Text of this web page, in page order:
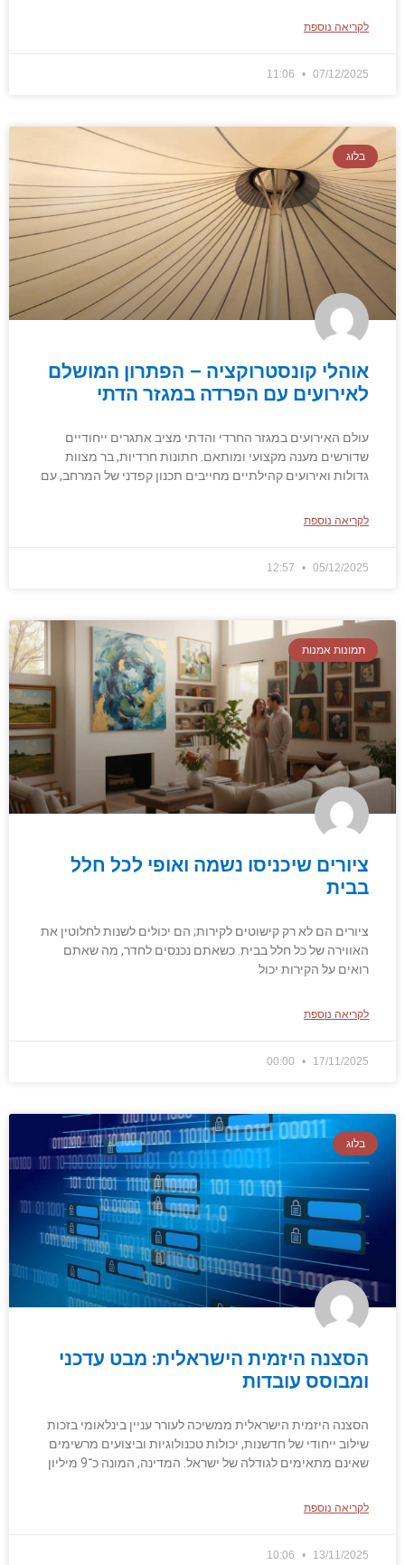
לקריאה נוספת
07/12/2025
בלוג
אוהלי קונסטרוקציה – הפתרון המושלם
לאירועים עם הפרדה במגזר הדתי
עולם האירועים במגזר החרדי והדתי מציב אתגרים ייחודיים
שדורשים מענה מקצועי ומותאם. חתונות חרדיות, בר מצוות
גדולות ואירועים קהילתיים מחייבים תכנון קפדני של המרחב, עם
לקריאה נוספת
05/12/2025
תמונות אמנות
ציורים שיכניסו נשמה ואופי לכל חלל
בבית
ציורים הם לא רק קישוטים לקירות; הם יכולים לשנות לחלוטין את
האווירה של כל חלל בבית. כשאתם נכנסים לחדר, מה שאתם
רואים על הקירות יכול
לקריאה נוספת
17/11/2025
בלוג
הסצנה היזמית הישראלית: מבט עדכני
ומבוסס עובדות
הסצנה היזמית הישראלית ממשיכה לעורר עניין בינלאומי בזכות
שילוב ייחודי של חדשנות, יכולות טכנולוגיות וביצועים מרשימים
שאינם מתאימים לגודלה של ישראל. המדינה, המונה כ־9 מיליון
לקריאה נוספת
13/11/2025